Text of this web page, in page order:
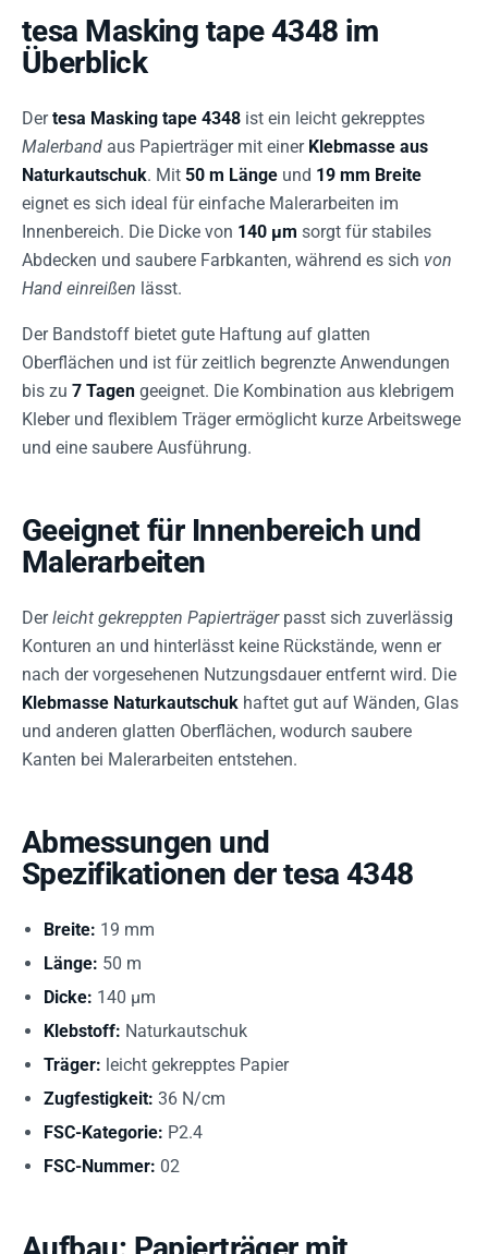
tesa Masking tape 4348 im
Überblick
Dertesa Masking tape 4348 ist ein leicht gekrepptes
Malerband aus Papierträger mit einer Klebmasse aus
Naturkautschuk. Mit 50 m Länge und 19 mm Breite
eignet es sich ideal für einfache Malerarbeiten im
Innenbereich. Die Dicke von 140 µm sorgt für stabiles
Abdecken und saubere Farbkanten, während es sich von
Hand einreißen lässt.
Der Bandstoff bietet gute Haftung auf glatten
Oberflächen und ist für zeitlich begrenzte Anwendungen
bis zu 7 Tagen geeignet. Die Kombination aus klebrigem
Kleber und flexiblem Träger ermöglicht kurze Arbeitswege
und eine saubere Ausführung.
Geeignet für Innenbereich und
Malerarbeiten
Derleicht gekreppten Papierträgerpasst sich zuverlässig
Konturen an und hinterlässt keine Rückstände, wenn er
nach der vorgesehenen Nutzungsdauer entfernt wird. Die
Klebmasse Naturkautschuk haftet gut auf Wänden, Glas
und anderen glatten Oberflächen, wodurch saubere
Kanten bei Malerarbeiten entstehen.
Abmessungen und
Spezifikationen der tesa 4348
Breite: 19 mm
Länge: 50 m
Dicke: 140 µm
Klebstoff: Naturkautschuk
Träger: leicht gekrepptes Papier
Zugfestigkeit: 36 N/cm
FSC-Kategorie: P2.4
FSC-Nummer: 02